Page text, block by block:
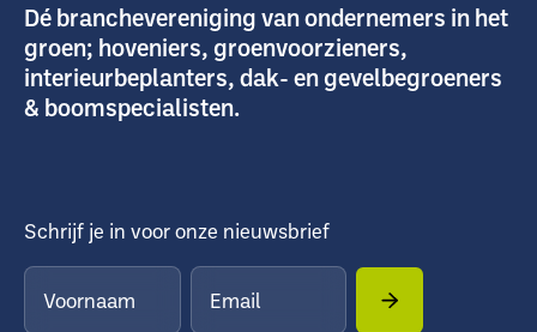
Dé branchevereniging van ondernemers in het
groen; hoveniers, groenvoorzieners,
interieurbeplanters, dak- en gevelbegroeners
& boomspecialisten.
Schrijf je in voor onze nieuwsbrief